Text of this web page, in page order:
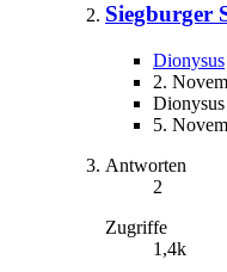
Siegburger
Dionysus
2.
Dionysus
5.
Antworten
2
Zugriffe
1,4k